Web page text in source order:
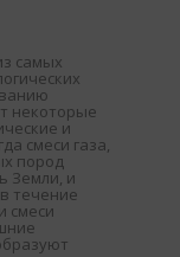
самых
некоторые
и
смеси газа,
пород
Земли, и
течение
смеси